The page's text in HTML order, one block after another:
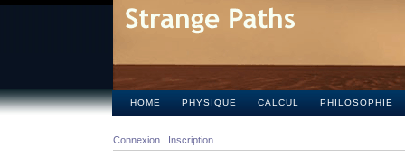
HOME PHYSIQUE CALCUL PHILOSOPHIE
Connexion Inscription